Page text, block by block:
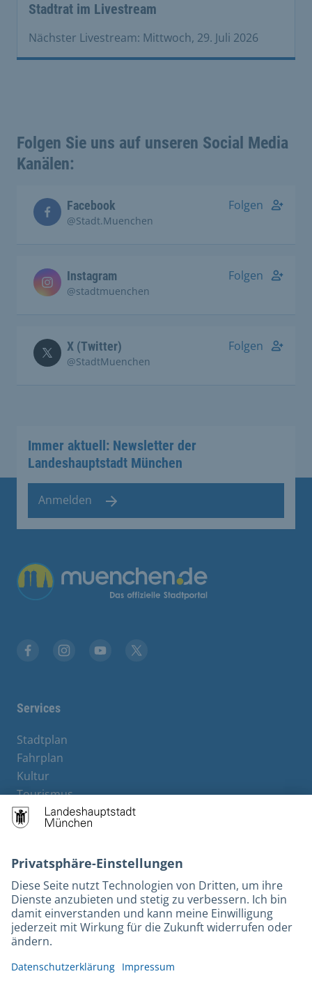
Stadtrat im Livestream
Nächster Livestream: Mittwoch, 29. Juli 2026
Folgen Sie uns auf unseren Social Media
Kanälen:
Facebook
@Stadt.Muenchen
Folgen
Instagram
@stadtmuenchen
Folgen
X (Twitter)
@StadtMuenchen
Folgen
Immer aktuell: Newsletter der
Landeshauptstadt München
Anmelden
Services
Stadtplan
Fahrplan
Kultur
Tourismus
M-Strom
Bürgerservice
Kontakt
Barrierefreiheit
Leichte Sprache
Gebärdensprache